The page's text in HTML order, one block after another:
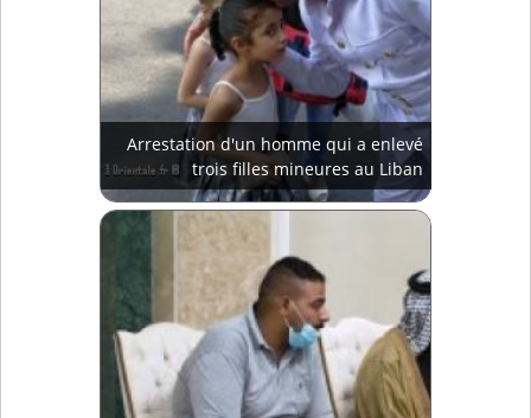
Arrestation d'un homme qui a enlevé
trois filles mineures au Liban